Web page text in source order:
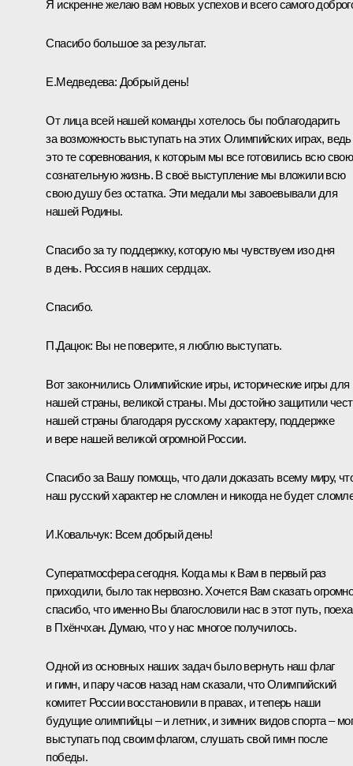
Я искренне желаю вам новых успехов и всего самого
Спасибо большое за результат.
Е.Медведева: Добрый день!
От лица всей нашей команды хотелось бы поблагодарить
за возможность выступать на этих Олимпийских играх, ведь
это те соревнования, к которым мы все готовились всю свою
сознательную жизнь. В своё выступление мы вложили всю
свою душу без остатка. Эти медали мы завоевывали для
нашей Родины.
Спасибо за ту поддержку, которую мы чувствуем изо дня
в день. Россия в наших сердцах.
Спасибо.
П.Дацюк: Вы не поверите, я люблю выступать.
Вот закончились Олимпийские игры, исторические игры для
нашей страны, великой страны. Мы достойно защитили
нашей страны благодаря русскому характеру, поддержке
и вере нашей великой огромной России.
Спасибо за Вашу помощь, что дали доказать всему миру,
наш русский характер не сломлен и никогда не будет
И.Ковальчук: Всем добрый день!
Суператмосфера сегодня. Когда мы к Вам в первый раз
приходили, было так нервозно. Хочется Вам сказать
спасибо, что именно Вы благословили нас в этот путь,
в Пхёнчхан. Думаю, что у нас многое получилось.
Одной из основных наших задач было вернуть наш флаг
и гимн, и пару часов назад нам сказали, что Олимпийский
комитет России восстановили в правах, и теперь наши
будущие олимпийцы – и летних, и зимних видов спорта –
выступать под своим флагом, слушать свой гимн после
победы.